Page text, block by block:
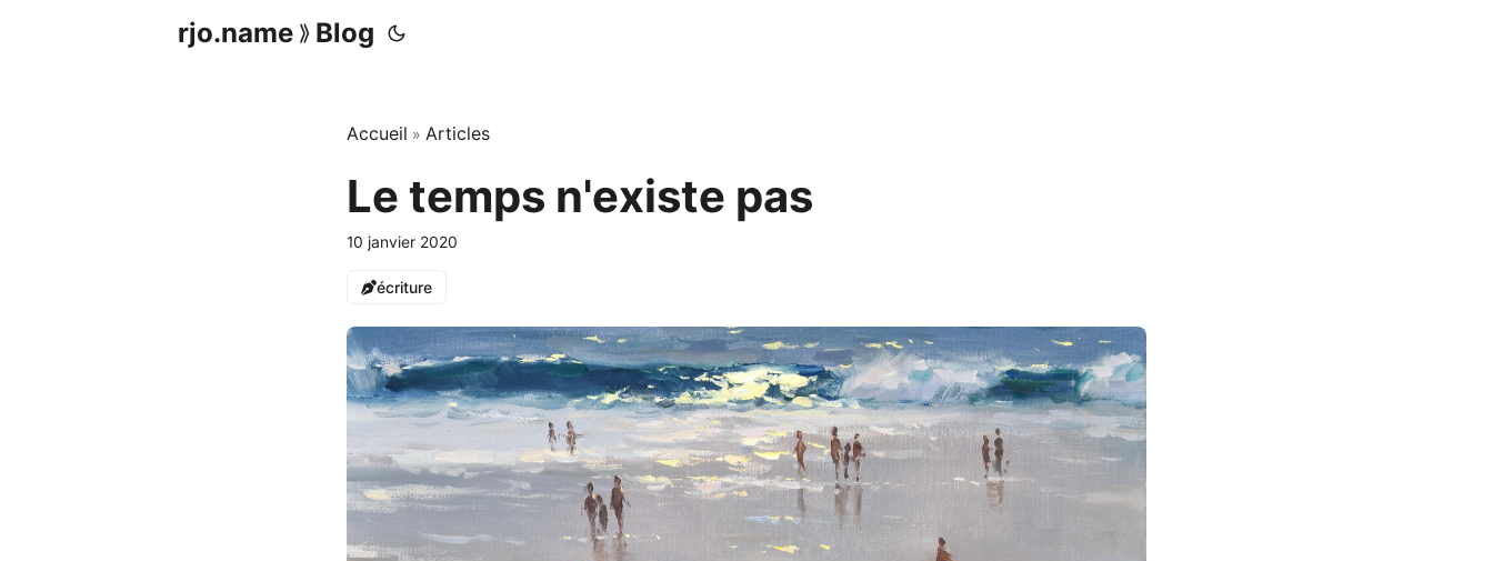
rjo.name ⟫ Blog
Accueil » Articles
Le temps n'existe pas
10 janvier 2020
écriture